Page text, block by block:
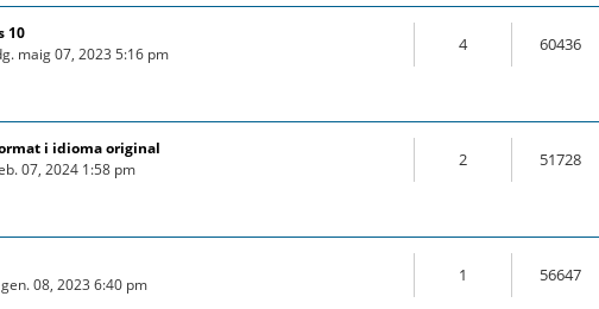
10
maig 07, 2023 5:16 pm 4 60436
i idioma original
07, 2024 1:58 pm 2 51728
08, 2023 6:40 pm 1 56647